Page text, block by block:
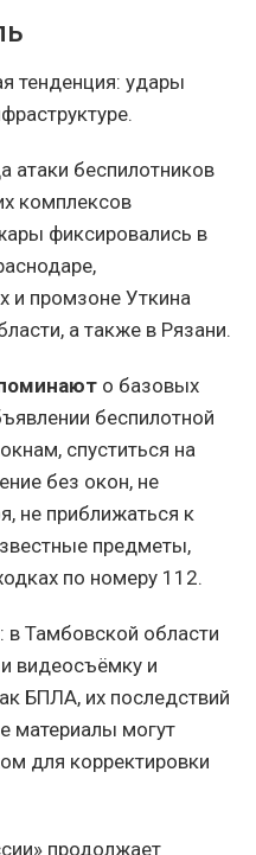
тенденция: удары
атаки беспилотников
комплексов
фиксировались в
и промзоне Уткина
а также в Рязани.
о базовых
беспилотной
спуститься на
без окон, не
не приближаться к
предметы,
по номеру 112.
в Тамбовской области
видеосъёмку и
БПЛА, их последствий
материалы могут
для корректировки
продолжает